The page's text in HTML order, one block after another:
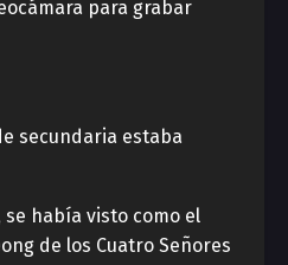
para grabar
secundaria estaba
había visto como el
de los Cuatro Señores